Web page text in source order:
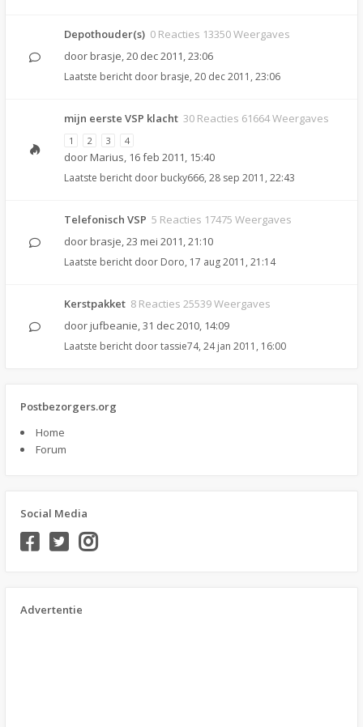
Depothouder(s) 0 Reacties 13350 Weergaves
door brasje,20 dec 2011, 23:06
Laatste bericht door brasje, 20 dec 2011, 23:06
mijn eerste VSP klacht 30 Reacties 61664 Weergaves
1 2 3 4
door Marius, 16 feb 2011, 15:40
Laatste bericht door bucky666, 28 sep 2011, 22:43
Telefonisch VSP 5 Reacties 17475 Weergaves
door brasje,23 mei 2011, 21:10
Laatste bericht door Doro, 17 aug 2011, 21:14
Kerstpakket 8 Reacties 25539 Weergaves
door jufbeanie,31 dec 2010, 14:09
Laatste bericht doortassie74, 24 jan 2011, 16:00
Postbezorgers.org
Home
Forum
Social Media
Advertentie